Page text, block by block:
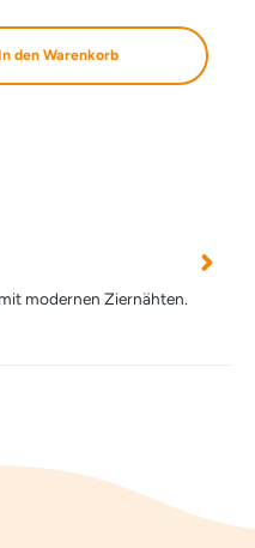
gewünschten
In den Warenkorb
modernen Ziernähten.